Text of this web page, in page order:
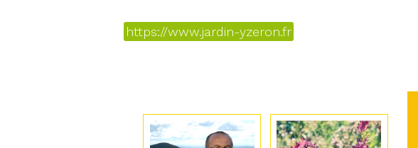
https://www.jardin-yzeron.fr